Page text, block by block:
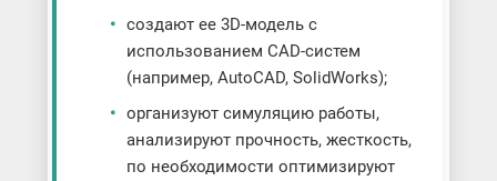
создают ее 3D-модель с
использованием CAD-систем
(например, AutoCAD, SolidWorks);
организуют симуляцию работы,
анализируют прочность, жесткость,
по необходимости оптимизируют